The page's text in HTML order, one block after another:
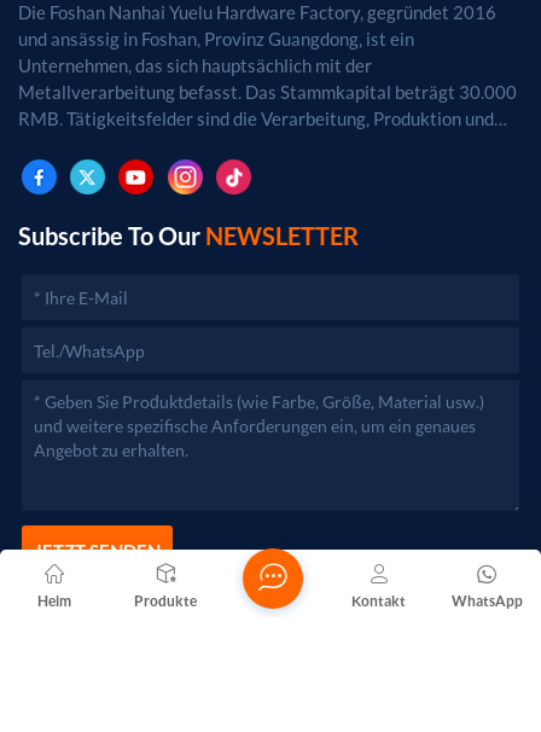
Die Foshan Nanhai Yuelu Hardware Factory, gegründet 2016
und ansässig in Foshan, Provinz Guangdong, ist ein
Unternehmen, das sich hauptsächlich mit der
Metallverarbeitung befasst. Das Stammkapital beträgt 30.000
RMB. Tätigkeitsfelder sind die Verarbeitung, Produktion und
genehmigungspflichtigen Projekten dürfen die
Geschäftstätigkeiten erst nach Genehmigung durch die
zuständigen Behörden aufgenommen werden.)
Subscribe To Our NEWSLETTER
JETZT SENDEN
Heim Produkte WhatsApp
Kontakt